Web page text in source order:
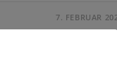
7. FEBRUAR